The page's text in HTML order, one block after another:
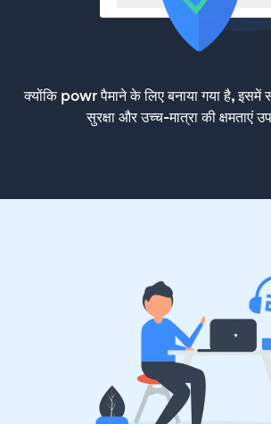
क्योंकि powr पैमाने के लिए बनाया गया है, इसमें
सुरक्षा और उच्च-मात्रा की क्षमताएं